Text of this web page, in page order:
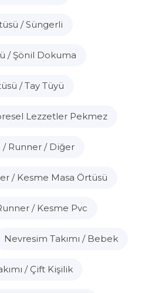
/ Süngerli
/ Şönil Dokuma
/ Tay Tüyü
Lezzetler Pekmez
/ Runner / Diğer
/ Kesme Masa Örtüsü
/ Kesme Pvc
Nevresim Takımı / Bebek
/ Çift Kişilik